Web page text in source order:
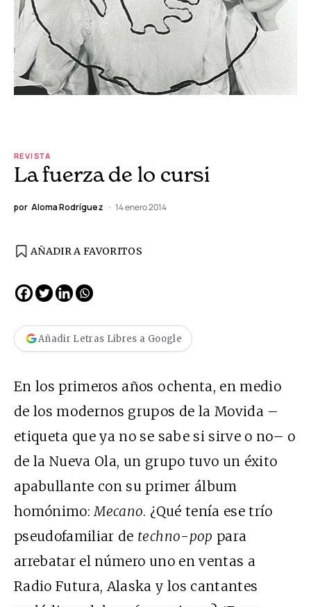
REVISTA
La fuerza de lo cursi
por Aloma Rodríguez 14 enero 2014
AÑADIR A FAVORITOS
Añadir Letras Libres a Google
En los primeros años ochenta, en medio
de los modernos grupos de la Movida –
etiqueta que ya no se sabe si sirve o no– o
de la Nueva Ola, un grupo tuvo un éxito
apabullante con su primer álbum
homónimo:Mecano. ¿Qué tenía ese trío
pseudofamiliar de techno-pop para
arrebatar el número uno en ventas a
Radio Futura, Alaska y los cantantes